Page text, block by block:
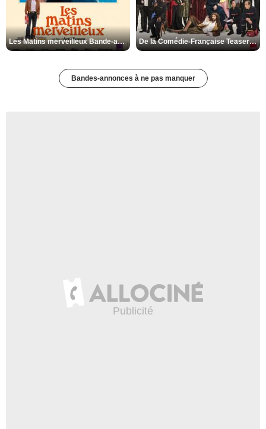
Les Matins merveilleux Bande-annonce VF De la Comédie-Française Teaser VF
Bandes-annonces à ne pas manquer